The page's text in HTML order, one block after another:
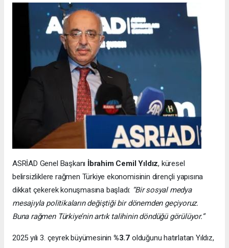
ASRİAD Genel Başkanı İbrahim Cemil Yıldız, küresel
belirsizliklere rağmen Türkiye ekonomisinin dirençli yapısına
dikkat çekerek konuşmasına başladı: “Bir sosyal medya
mesajıyla politikaların değiştiği bir dönemden geçiyoruz.
Buna rağmen Türkiye’nin artık talihinin döndüğü görülüyor.”
2025 yılı 3. çeyrek büyümesinin %3.7 olduğunu hatırlatan Yıldız,